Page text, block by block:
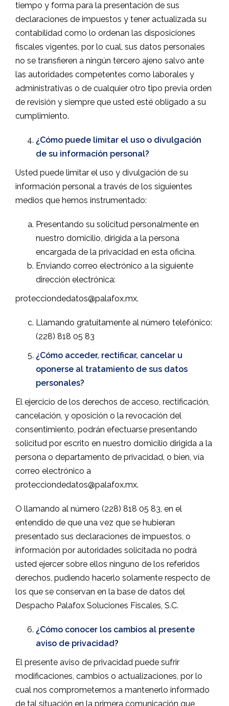
tiempo y forma para la presentación de sus
declaraciones de impuestos y tener actualizada su
contabilidad como lo ordenan las disposiciones
fiscales vigentes, por lo cual, sus datos personales
no se transfieren a ningún tercero ajeno salvo ante
las autoridades competentes como laborales y
administrativas o de cualquier otro tipo previa orden
de revisión y siempre que usted esté obligado a su
cumplimiento.
¿Cómo puede limitar el uso o divulgación
de su información personal?
Usted puede limitar el uso y divulgación de su
información personal a través de los siguientes
medios que hemos instrumentado:
Presentando su solicitud personalmente en
nuestro domicilio, dirigida a la persona
encargada de la privacidad en esta oficina.
Enviando correo electrónico a la siguiente
dirección electrónica:
protecciondedatos@palafox.mx.
Llamando gratuitamente al número telefónico:
(228) 818 05 83
¿Cómo acceder, rectificar, cancelar u
oponerse al tratamiento de sus datos
personales?
El ejercicio de los derechos de acceso, rectificación,
cancelación, y oposición o la revocación del
consentimiento, podrán efectuarse presentando
solicitud por escrito en nuestro domicilio dirigida a la
persona o departamento de privacidad, o bien, vía
correo electrónico a
protecciondedatos@palafox.mx.
O llamando al número (228) 818 05 83, en el
entendido de que una vez que se hubieran
presentado sus declaraciones de impuestos, o
información por autoridades solicitada no podrá
usted ejercer sobre ellos ninguno de los referidos
derechos, pudiendo hacerlo solamente respecto de
los que se conservan en la base de datos del
Despacho Palafox Soluciones Fiscales, S.C.
¿Cómo conocer los cambios al presente
aviso de privacidad?
El presente aviso de privacidad puede sufrir
modificaciones, cambios o actualizaciones, por lo
cual nos comprometemos a mantenerlo informado
de tal situación en la primera comunicación que